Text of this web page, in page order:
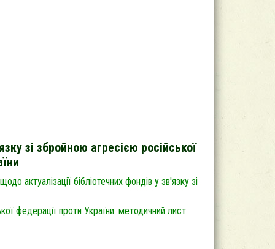
зі збройною агресією російської
актуалізації бібліотечних фондів у зв'язку зі
федерації проти України: методичний лист